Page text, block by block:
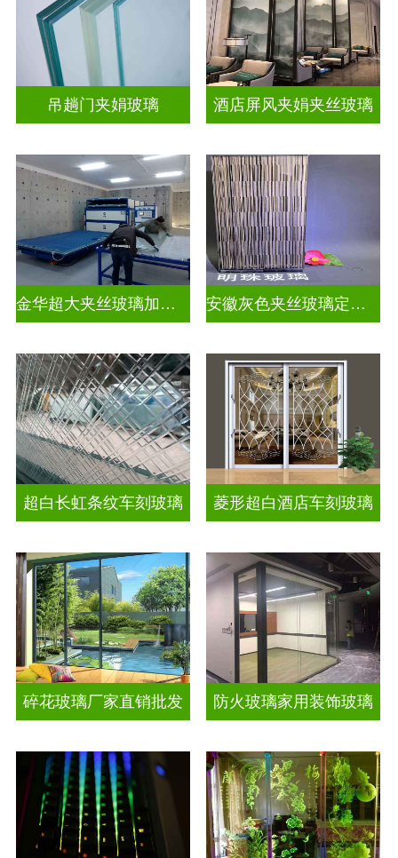
吊趟门夹娟玻璃 酒店屏风夹娟夹丝玻璃
金华超大夹丝玻璃加工店 安徽灰色夹丝玻璃定做厂
超白长虹条纹车刻玻璃 菱形超白酒店车刻玻璃
碎花玻璃厂家直销批发 防火玻璃家用装饰玻璃